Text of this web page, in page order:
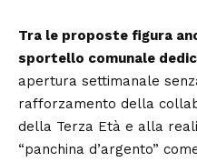
Tra le proposte figura
sportello comunale
apertura settimanale
rafforzamento della
della Terza Età e alla
“panchina d’argento”